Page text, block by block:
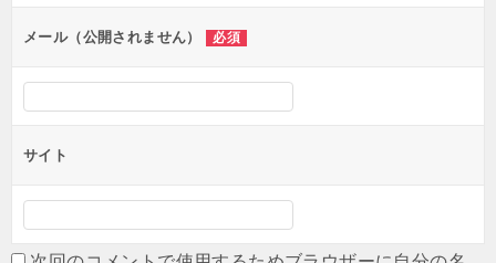
メール（公開されません） 必須
サイト